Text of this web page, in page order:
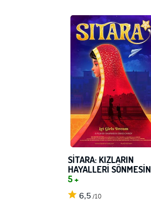
SİTARA: KIZLARIN
HAYALLERİ SÖNMESİN
5 +
6,5 /10